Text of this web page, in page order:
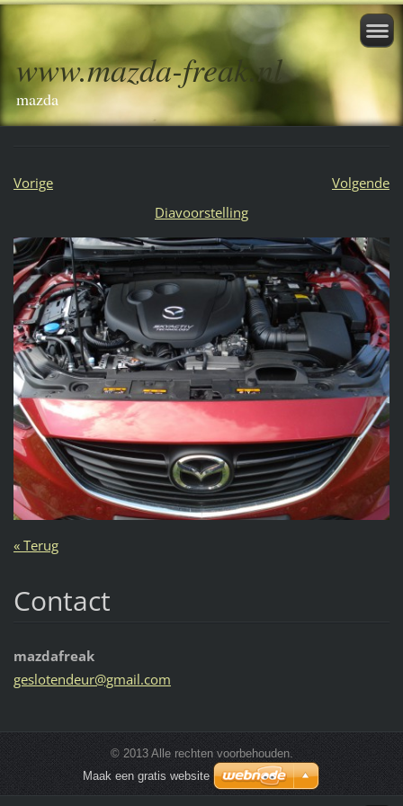
www.mazda-freak.nl
mazda
Vorige
Volgende
Diavoorstelling
« Terug
Contact
mazdafreak
geslotendeur@gmail.com
© 2013 Alle rechten voorbehouden.
Maak een gratis website